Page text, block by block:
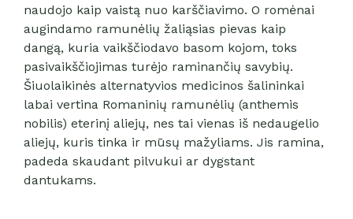
naudojo kaip vaistą nuo karščiavimo. O romėnai
augindamo ramunėlių žaliąsias pievas kaip
dangą, kuria vaikščiodavo basom kojom, toks
pasivaikščiojimas turėjo raminančių savybių.
Šiuolaikinės alternatyvios medicinos šalininkai
labai vertina Romaninių ramunėlių (anthemis
nobilis) eterinį aliejų, nes tai vienas iš nedaugelio
aliejų, kuris tinka ir mūsų mažyliams. Jis ramina,
padeda skaudant pilvukui ar dygstant
dantukams.